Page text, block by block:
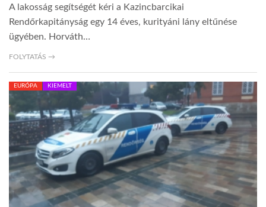
A lakosság segítségét kéri a Kazincbarcikai
Rendőrkapitányság egy 14 éves, kurityáni lány eltűnése
ügyében. Horváth…
FOLYTATÁS →
EURÓPA KIEMELT